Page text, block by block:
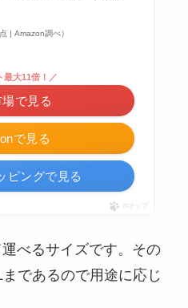
| Amazon調べ）
で見る
最大11倍！／
で見る
ピングで見る
ポチップ
べるサイズです。その
であるので用途に応じ